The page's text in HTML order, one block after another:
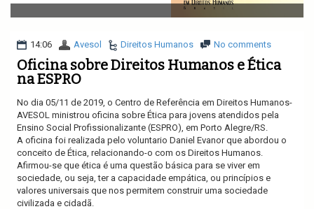
v
i
a
i
14:06 Avesol Direitos Humanos No comments
Oficina sobre Direitos Humanos e Ética
na ESPRO
No dia 05/11 de 2019, o Centro de Referência em Direitos Humanos-
AVESOL ministrou oficina sobre Ética para jovens atendidos pela
Ensino Social Profissionalizante (ESPRO), em Porto Alegre/RS.
A oficina foi realizada pelo voluntario Daniel Evanor que abordou o
conceito de Ética, relacionando-o com os Direitos Humanos.
Afirmou-se que ética é uma questão básica para se viver em
sociedade, ou seja, ter a capacidade empática, ou princípios e
valores universais que nos permitem construir uma sociedade
civilizada e cidadã.